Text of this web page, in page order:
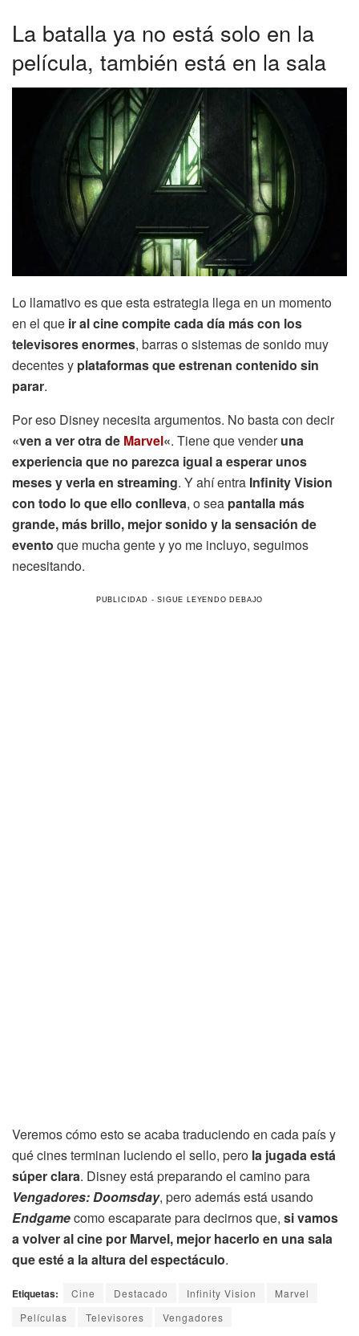
La batalla ya no está solo en la
película, también está en la sala
Lo llamativo es que esta estrategia llega en un momento
en el que ir al cine compite cada día más con los
televisores enormes, barras o sistemas de sonido muy
decentes y plataformas que estrenan contenido sin
parar.
Por eso Disney necesita argumentos. No basta con decir
«ven a ver otra de Marvel«. Tiene que venderuna
experiencia que no parezca igual a esperar unos
meses y verla en streaming. Y ahí entra Infinity Vision
con todo lo que ello conlleva, o sea pantalla más
grande, más brillo, mejor sonido y la sensación de
evento que mucha gente y yo me incluyo, seguimos
necesitando.
Veremos cómo esto se acaba traduciendo en cada país y
qué cines terminan luciendo el sello, pero la jugada está
súper clara. Disney está preparando el camino para
Vengadores: Doomsday, pero además está usando
Endgamecomo escaparate para decirnos que, si vamos
a volver al cine por Marvel, mejor hacerlo en una sala
que esté a la altura del espectáculo.
Etiquetas: Cine Destacado Infinity Vision
Marvel
Películas
Televisores Vengadores